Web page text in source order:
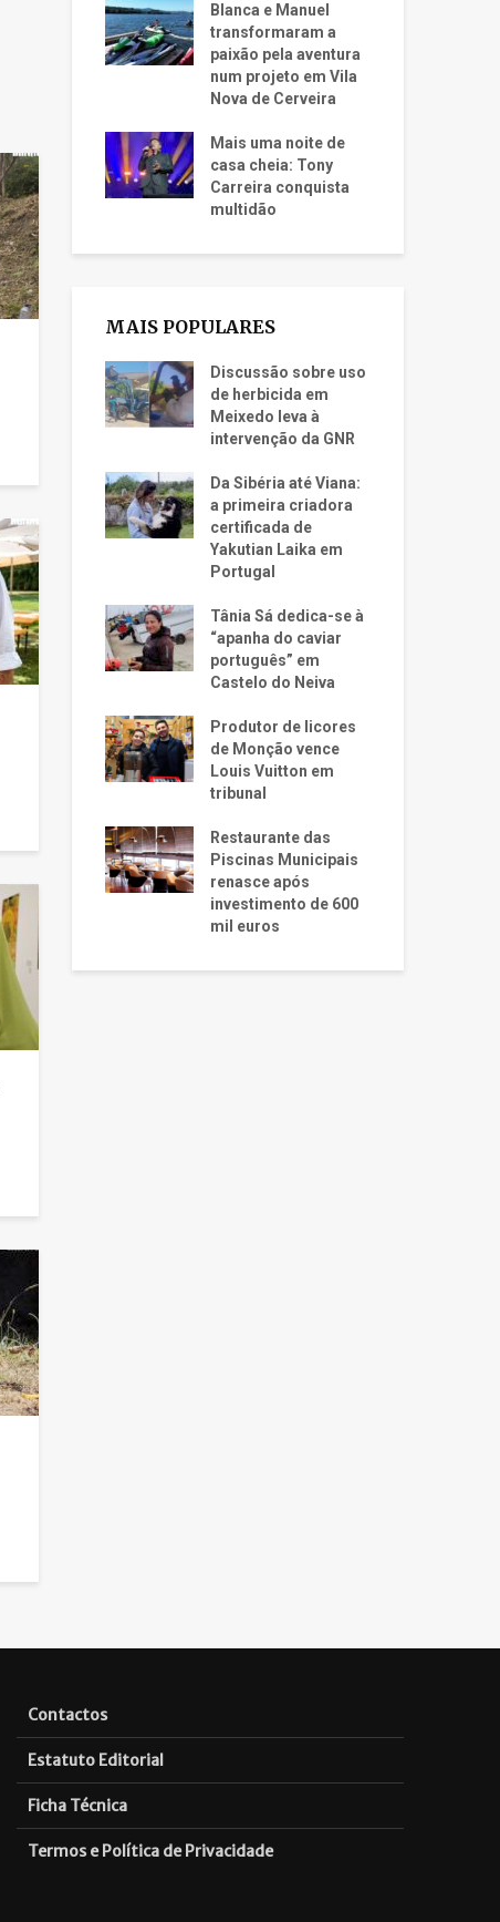
Blanca e Manuel
transformaram a
paixão pela aventura
num projeto em Vila
Nova de Cerveira
Mais uma noite de
casa cheia: Tony
Carreira conquista
multidão
MAIS POPULARES
Discussão sobre uso
de herbicida em
Meixedo leva à
intervenção da GNR
Da Sibéria até Viana:
a primeira criadora
certificada de
Yakutian Laika em
Portugal
Tânia Sá dedica-se à
“apanha do caviar
português” em
Castelo do Neiva
Produtor de licores
de Monção vence
Louis Vuitton em
tribunal
Restaurante das
Piscinas Municipais
renasce após
investimento de 600
mil euros
Contactos
Estatuto Editorial
Ficha Técnica
Termos e Política de Privacidade